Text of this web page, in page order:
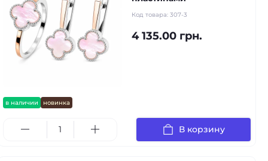
в наличии новинка
Код товара: 307-3
4 135.00 грн.
В корзину